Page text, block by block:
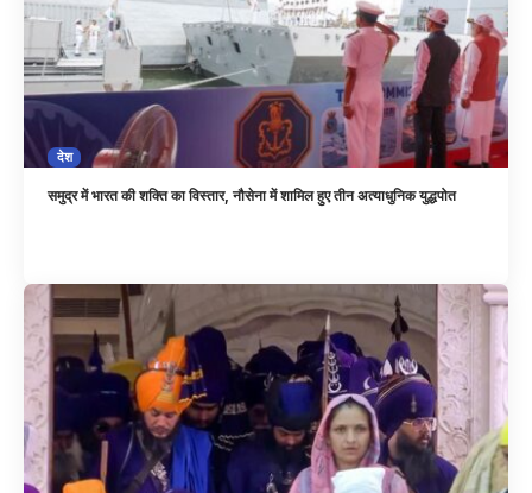
देश
समुद्र में भारत की शक्ति का विस्तार, नौसेना में शामिल हुए तीन अत्याधुनिक युद्धपोत